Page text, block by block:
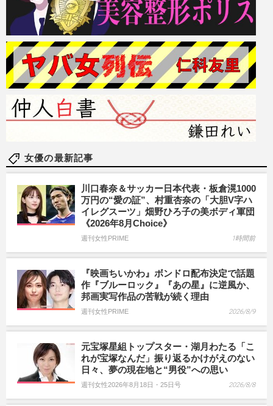
女優の最新記事
川口春奈＆サッカー日本代表・板倉滉1000
万円の“愛の証”、村重杏奈の「大胆V字ハ
イレグスーツ」畑野ひろ子の美ボディ軍団
《2026年8月Choice》
週刊女性PRIME 1時間前
『映画ちいかわ』ボンドロ配布決定で話題
作『ブルーロック』『あの星』に逆風か、
邦画実写作品の苦戦が続く理由
週刊女性PRIME 2026/8/9
元宝塚星組トップスター・湖月わたる「こ
れが宝塚なんだ」振り返るかけがえのない
日々、夢の現在地と“男役”への思い
週刊女性2026年8月18日・25日号 2026/8/8